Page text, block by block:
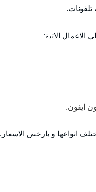
الاتية:
ايفون.
انواعها و بارخص الاسعار.